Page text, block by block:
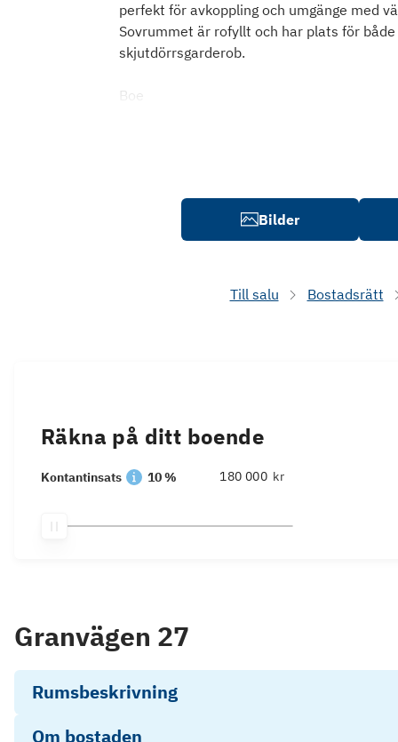
perfekt för avkoppling och umgänge med
Sovrummet är rofyllt och har plats för
skjutdörrsgarderob.
Boe
Bilder
Till salu Bostadsrätt
Räkna på ditt boende
Kontantinsats 10 % kr
Granvägen 27
Rumsbeskrivning
Om bostaden